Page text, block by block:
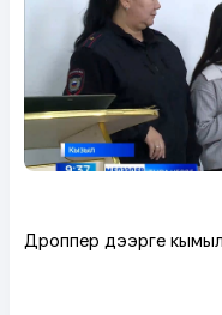
Дроппер дээрге